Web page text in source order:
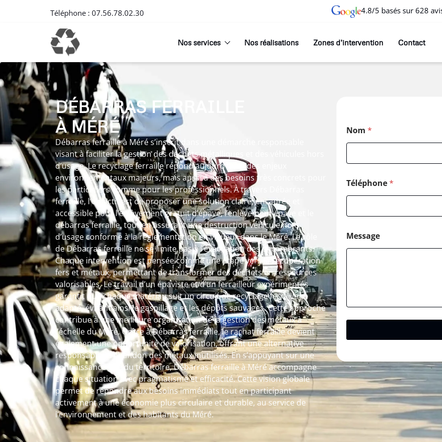
Téléphone : 07.56.78.02.30 4.8/5 basés sur 628
Nos services Nos réalisations Zones d’intervention Contact
DÉBARRAS FERRAILLE
À MÉRÉ
Débarras ferraille à Méré s’inscrit dans une démarche responsable
visant à faciliter la gestion des déchets métalliques et des véhicules hors
d’usage. Le recyclage ferraille répond aujourd’hui à des enjeux
environnementaux majeurs, mais aussi à des besoins très concrets pour
les particuliers comme pour les professionnels. À travers Débarras
ferraille, l’objectif est de proposer une solution claire, encadrée et
accessible pour l’enlèvement gratuit d’épave, l’enlèvement épave et le
débarras ferraille, tout en assurant une destruction véhicule hors
d’usage conforme à la réglementation en vigueur dans le Méré. Le rôle
de Débarras ferraille ne se limite pas à l’évacuation des encombrants.
Chaque intervention est pensée comme une étape vers la récupération
fers et métaux, permettant de transformer des déchets en ressources
valorisables. Le travail d’un épaviste et d’un ferrailleur expérimentés
garantit que chaque matériau suit un circuit de recyclage ferraille
adapté, évitant ainsi le gaspillage et les dépôts sauvages. Cette approche
contribue à une meilleure organisation de la gestion des métaux à
l’échelle du Méré. Grâce à Débarras ferraille, le rachat ferraille devient
également une opportunité de valorisation, offrant une alternative
responsable à l’abandon des métaux inutilisés. En s’appuyant sur une
connaissance fine du territoire, Débarras ferraille à Méré accompagne
chaque situation avec pragmatisme et efficacité. Cette vision globale
permet de répondre aux besoins immédiats tout en participant
activement à une économie plus circulaire et durable, au service de
l’environnement et des habitants du Méré.
Nom *
Téléphone*
Message